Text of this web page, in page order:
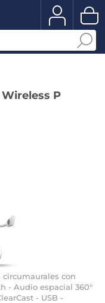
P
con
- Audio espacial 360°
- USB -